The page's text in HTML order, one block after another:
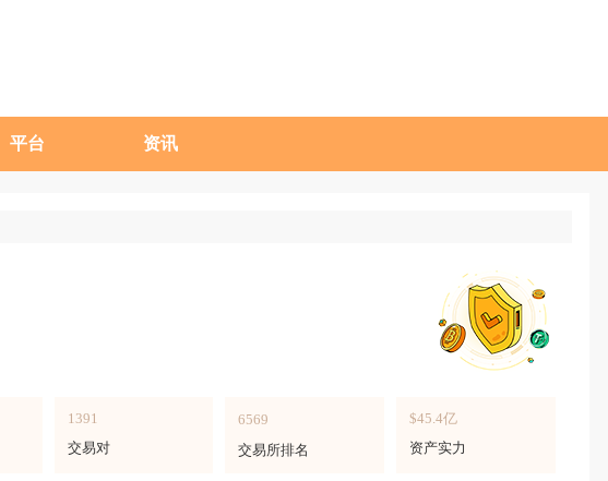
平台 资讯
1391
交易对
6569
交易所排名
$45.4亿
资产实力